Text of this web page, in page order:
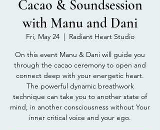
Cacao & Soundsession
with Manu and Dani
Fri, May 24
  |
Radiant Heart Studio
On this event Manu & Dani will guide you
through the cacao ceremony to open and
connect deep with your energetic heart.
The powerful dynamic breathwork
technique can take you to another state of
mind, in another consciousness without Your
inner critical voice and your ego.